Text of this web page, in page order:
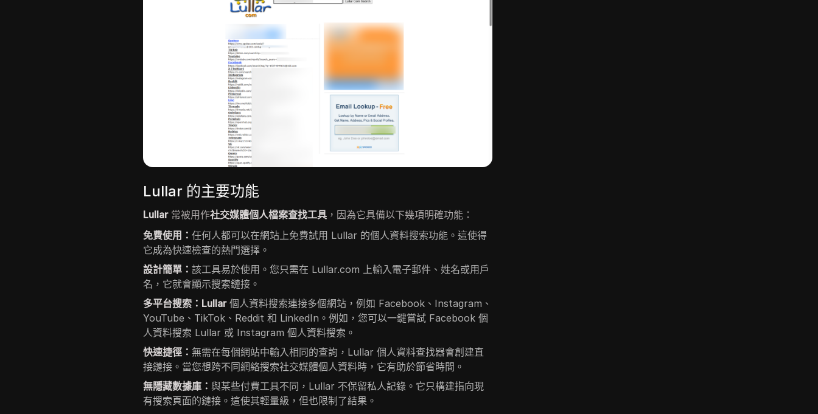
Lullar 的主要功能
Lullar常被用作社交媒體個人檔案查找工具 ，因為它具備以下幾項明確功能：
免費使用：任何人都可以在網站上免費試用 Lullar 的個人資料搜索功能。這使得
它成為快速檢查的熱門選擇。
設計簡單：該工具易於使用。您只需在 Lullar.com 上輸入電子郵件、姓名或用戶
名，它就會顯示搜索鏈接。
多平台搜索：Lullar個人資料搜索連接多個網站，例如 Facebook、Instagram、
YouTube、TikTok、Reddit 和 LinkedIn。例如，您可以一鍵嘗試 Facebook 個
人資料搜索 Lullar 或 Instagram 個人資料搜索。
快速捷徑： 無需在每個網站中輸入相同的查詢，Lullar 個人資料查找器會創建直
接鏈接。當您想跨不同網絡搜索社交媒體個人資料時，它有助於節省時間。
無隱藏數據庫：與某些付費工具不同，Lullar 不保留私人記錄。它只構建指向現
有搜索頁面的鏈接。這使其輕量級，但也限制了結果。